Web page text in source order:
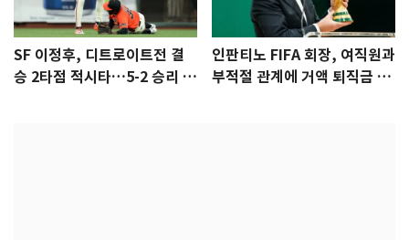
SF 이정후, 디트로이트전 결
승 2타점 적시타…5-2 승리 견
인판티노 FIFA 회장, 여직원과
부적절 관계에 거액 퇴직금 지